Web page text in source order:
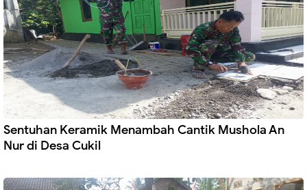
Sentuhan Keramik Menambah Cantik Mushola An
Nur di Desa Cukil